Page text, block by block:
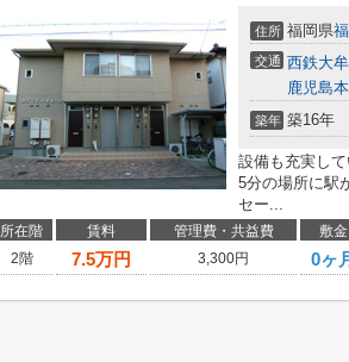
住所 福岡県
交通 西鉄大
鹿児島
築年 築16年
設備も充実し
5分の場所に駅
セー...
所在階 賃料 管理費・共益費 敷金
2階
7.5万円 3,300円 0ヶ